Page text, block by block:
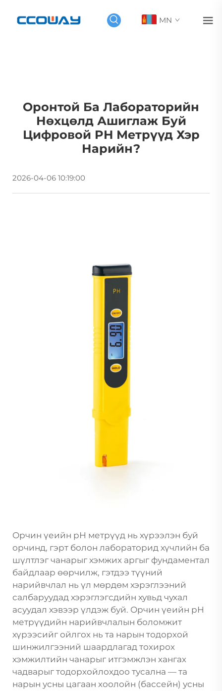
MN
Оронтой Ба Лабораторийн
Нөхцөлд Ашиглаж Буй
Цифровой PH Метрүүд Хэр
Нарийн?
2026-04-06 10:19:00
Орчин үеийн pH метрүүд нь хүрээлэн буй
орчинд, гэрт болон лабораторид хүчлийн ба
шүлтлэг чанарыг хэмжих аргыг фундаментал
байдлаар өөрчилж, гэтдээ түүний
нарийвчлал нь үл мөрдөм хэрэглээний
салбаруудад хэрэглэгсдийн хувьд чухал
асуудал хэвээр үлдэж буй. Орчин үеийн pH
метрүүдийн нарийвчлалын боломжит
хүрээсийг ойлгох нь та нарын тодорхой
шинжилгээний шаардлагад тохирох
хэмжилтийн чанарыг итгэмжлэн хангах
чадварыг тодорхойлохдоо тусална — та
нарын усны цагаан хоолойн (бассейн) усны